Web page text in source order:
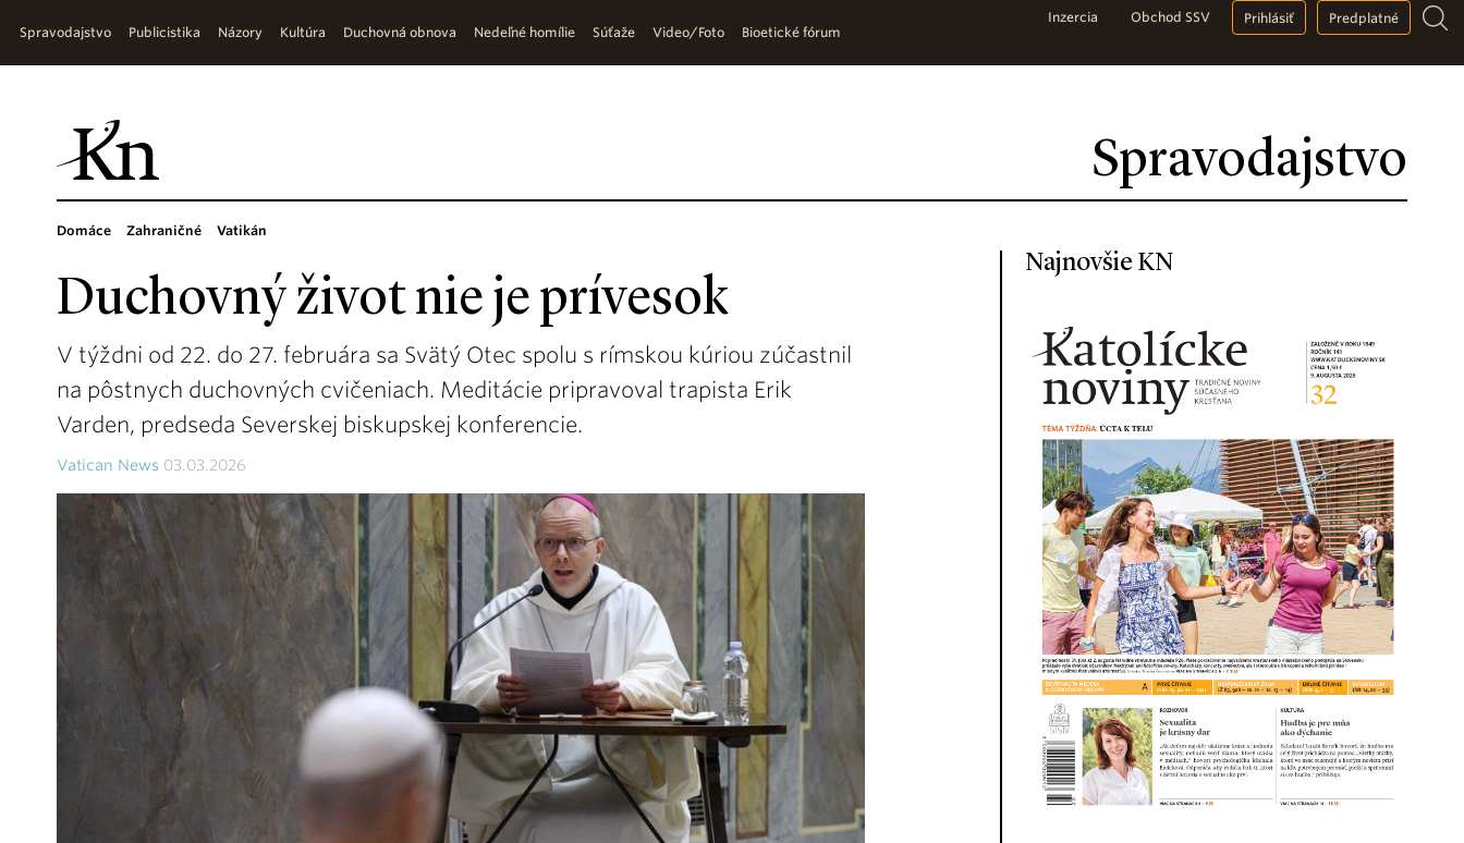
Spravodajstvo
Spravodajstvo Publicistika Názory Kultúra Duchovná obnova Nedeľné homílie Súťaže Video/Foto Bioetické fórum
Inzercia Obchod SSV Prihlásiť Predplatné
Domáce Zahraničné Vatikán
Duchovný život nie je prívesok
V týždni od 22. do 27. februára sa Svätý Otec spolu s rímskou kúriou zúčastnil
na pôstnych duchovných cvičeniach. Meditácie pripravoval trapista Erik
Varden, predseda Severskej biskupskej konferencie.
Vatican News 03.03.2026
Najnovšie KN